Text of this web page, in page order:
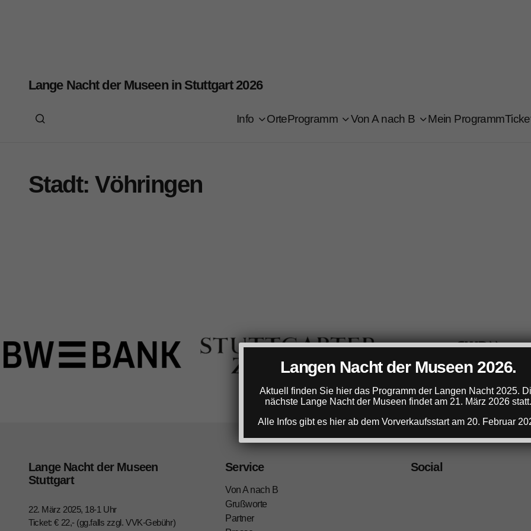
Lange Nacht der Museen in Stuttgart 2026
Info OrteProgramm Von A nach B Mein Programm
Stadt: Vöhringen
Lange Nacht der Museen
Stuttgart
22. März 2025, 18-1 Uhr
Ticket: € 22,- (gg.falls zzgl. VVK-Gebühr)
Service
Von A nach B
Grußworte
Partner
Social
Langen Nacht der Museen 2026.
Aktuell finden Sie hier das Programm der Langen Nacht 2025.
nächste Lange Nacht der Museen findet am 21. März 2026 statt.
Alle Infos gibt es hier ab dem Vorverkaufsstart am 20. Februar